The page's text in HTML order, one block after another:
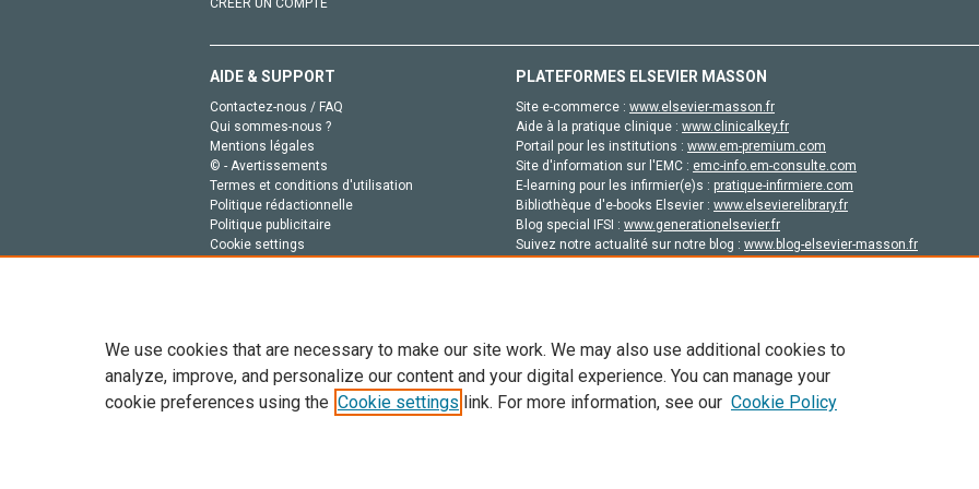
AIDE & SUPPORT
Contactez-nous / FAQ
Qui sommes-nous ?
Mentions légales
© - Avertissements
Termes et conditions d'utilisation
Politique rédactionnelle
Politique publicitaire
Cookie settings
PLATEFORMES ELSEVIER MASSON
Site e-commerce : www.elsevier-masson.fr
Aide à la pratique clinique : www.clinicalkey.fr
Portail pour les institutions : www.em-premium.com
Site d'information sur l'EMC : emc-info.em-consulte.com
E-learning pour les infirmier(e)s : pratique-infirmiere.com
Bibliothèque d'e-books Elsevier : www.elsevierelibrary.fr
Blog special IFSI : www.generationelsevier.fr
Suivez notre actualité sur notre blog : www.blog-elsevier-masson.fr
Tout le contenu de ce site: Copyright © 2026 Elsevier, ses concédants de licence et ses contributeurs. Tout les droits sont réservés,
de données, a la formation en IA et aux technologies similaires. Pour tout contenu en libre accès, les conditions de licence
We use cookies that are necessary to make our site work. We may also use additional cookies to
analyze, improve, and personalize our content and your digital experience. You can manage your
cookie preferences using the Cookie settings link. For more information, see our Cookie Policy